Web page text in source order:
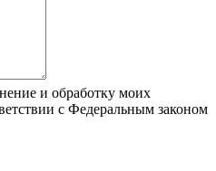
и обработку моих
с Федеральным законом